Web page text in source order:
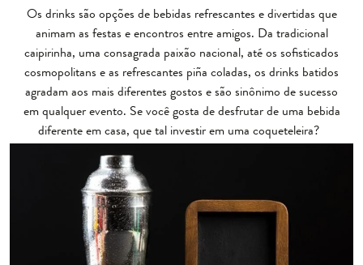
Os drinks são opções de bebidas refrescantes e divertidas que
animam as festas e encontros entre amigos. Da tradicional
caipirinha, uma consagrada paixão nacional, até os sofisticados
cosmopolitans e as refrescantes piña coladas, os drinks batidos
agradam aos mais diferentes gostos e são sinônimo de sucesso
em qualquer evento. Se você gosta de desfrutar de uma bebida
diferente em casa, que tal investir em uma coqueteleira?